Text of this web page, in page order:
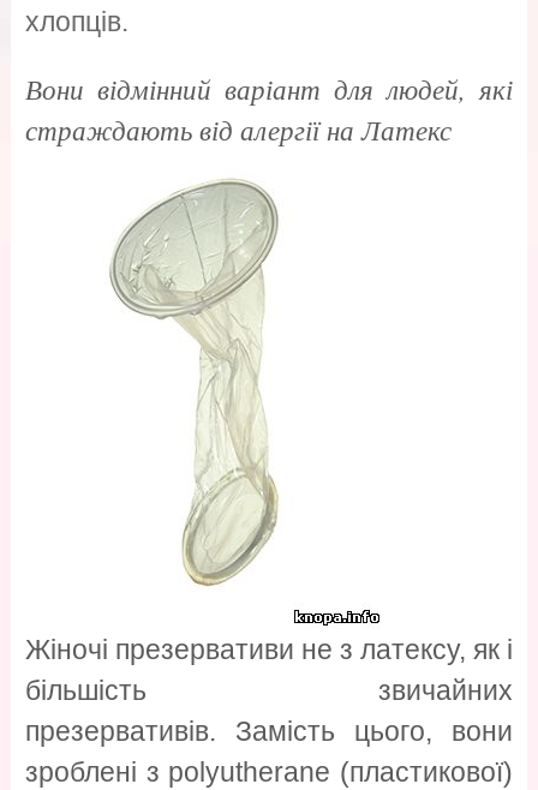
хлопців.
Вони відмінний варіант для людей, які
страждають від алергії на Латекс
Жіночі презервативи не з латексу, як і
більшість звичайних
презервативів. Замість цього, вони
зроблені з polyutherane (пластикової)